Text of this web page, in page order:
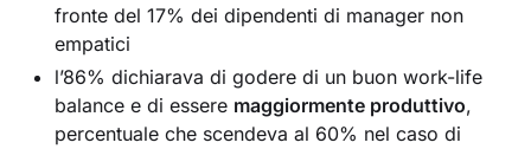
fronte del 17% dei dipendenti di manager non
empatici
l’86% dichiarava di godere di un buon work-life
balance e di essere maggiormente produttivo,
percentuale che scendeva al 60% nel caso di